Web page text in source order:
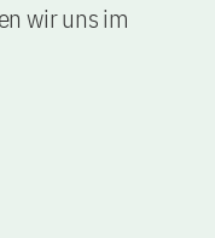
wir uns im